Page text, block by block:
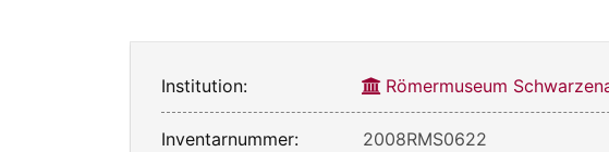
Institution: Römermuseum
Inventarnummer: 2008RMS0622